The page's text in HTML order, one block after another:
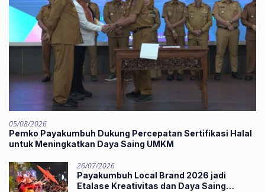
05/08/2026
Pemko Payakumbuh Dukung Percepatan Sertifikasi Halal
untuk Meningkatkan Daya Saing UMKM
26/07/2026
Payakumbuh Local Brand 2026 jadi
Etalase Kreativitas dan Daya Saing